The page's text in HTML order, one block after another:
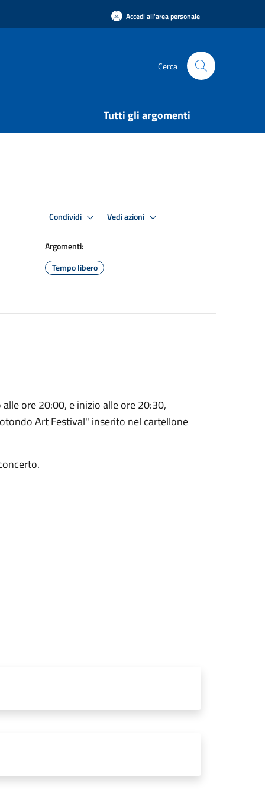
Accedi all'area personale
Cerca
Tutti gli argomenti
Condividi Vedi azioni
Argomenti:
Tempo libero
ore 20:00, e inizio alle ore 20:30,
Art Festival" inserito nel cartellone